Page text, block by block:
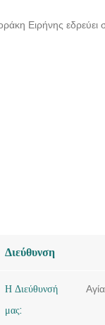
Ειρήνης εδρεύει
Διεύθυνση
Η Διεύθυνσή
μας: